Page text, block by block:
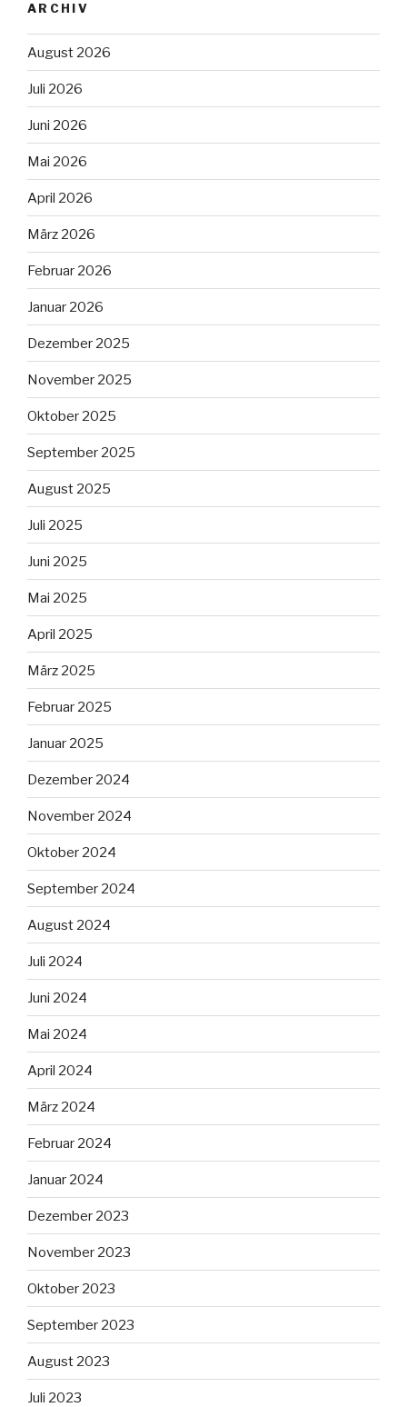
ARCHIV
August 2026
Juli 2026
Juni 2026
Mai 2026
April 2026
März 2026
Februar 2026
Januar 2026
Dezember 2025
November 2025
Oktober 2025
September 2025
August 2025
Juli 2025
Juni 2025
Mai 2025
April 2025
März 2025
Februar 2025
Januar 2025
Dezember 2024
November 2024
Oktober 2024
September 2024
August 2024
Juli 2024
Juni 2024
Mai 2024
April 2024
März 2024
Februar 2024
Januar 2024
Dezember 2023
November 2023
Oktober 2023
September 2023
August 2023
Juli 2023